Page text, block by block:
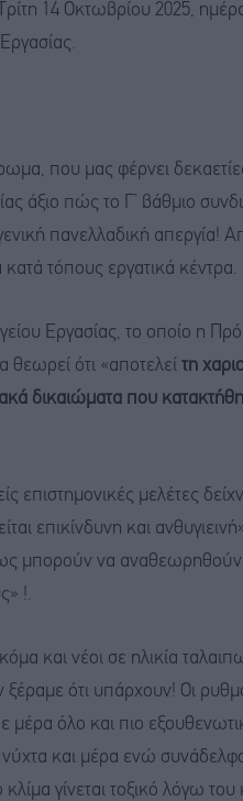
14 Οκτωβρίου 2025,
που μας φέρνει
άξιο πώς το Γ’ βάθμιο
πανελλαδική απεργία!
τόπους εργατικά κέντρα.
Εργασίας, το οποίο η
θεωρεί ότι «αποτελεί τη
δικαιώματα που
μελέτες
επικίνδυνη και ανθυγιεινή»
μπορούν να
!.
και νέοι σε ηλικία
ότι υπάρχουν! Οι
μέρα όλο και πιο
και μέρα ενώ
γίνεται τοξικό λόγω